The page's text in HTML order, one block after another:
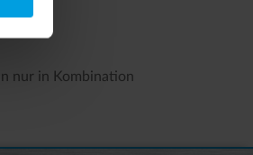
nur in Kombination